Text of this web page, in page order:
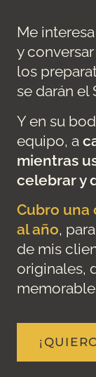
Me
y
los
se darán el
Y en su
equipo, a
mientras
celebrar y
Cubro una
al año,
de mis
originales,